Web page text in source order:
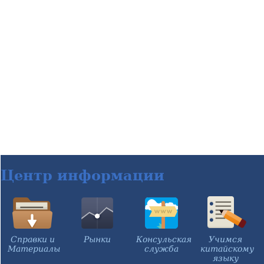
Центр информации
Справки и
Материалы
Рынки
Консульская
служба
Учимся
китайскому
языку